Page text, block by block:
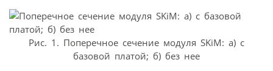
Рис. 1. Поперечное сечение модуля SKiM: а) с
базовой платой; б) без нее